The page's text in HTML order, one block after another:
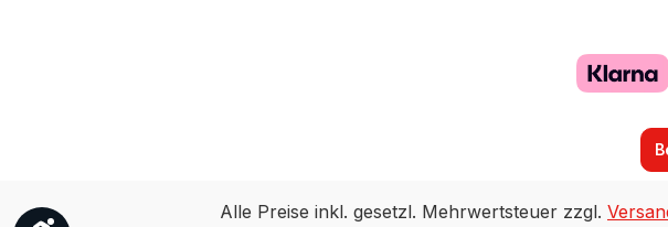
Alle Preise inkl. gesetzl. Mehrwertsteuer zzgl.